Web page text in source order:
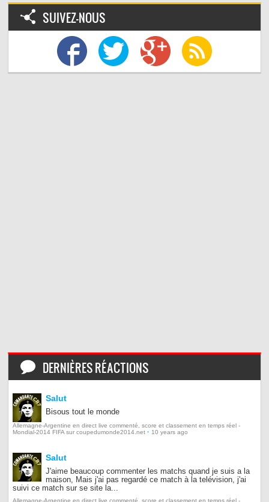
SUIVEZ-NOUS
DERNIÈRES RÉACTIONS
Salut
Bisous tout le monde
Allemagne-Argentine en direct live commenté, score et classement en temps réel -
Mondial-2014 FIFA sur coupedumonde2014.net · 10 years ago
Salut
J'aime beaucoup commenter les matchs quand je suis a la
maison, Mais j'ai pas regardé ce match à la telévision, j'ai
suivi ce match sur se site la...
Allemagne-Argentine en direct live commenté, score et classement en temps réel -